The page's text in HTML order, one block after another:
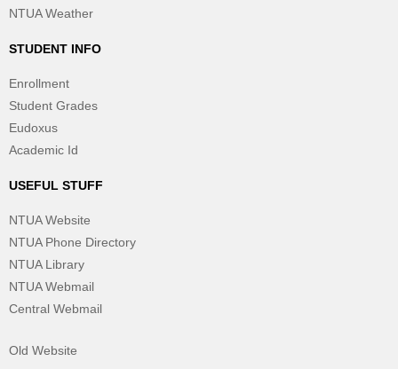
NTUA Weather
STUDENT INFO
Enrollment
Student Grades
Eudoxus
Academic Id
USEFUL STUFF
NTUA Website
NTUA Phone Directory
NTUA Library
NTUA Webmail
Central Webmail
Old Website